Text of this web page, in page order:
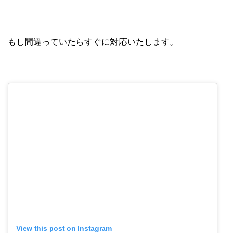
もし間違っていたらすぐに対応いたします。
View this post on Instagram